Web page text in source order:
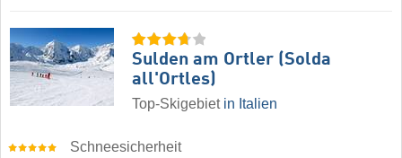
Sulden am Ortler (Solda
all'Ortles)
Top-Skigebiet in Italien
Schneesicherheit